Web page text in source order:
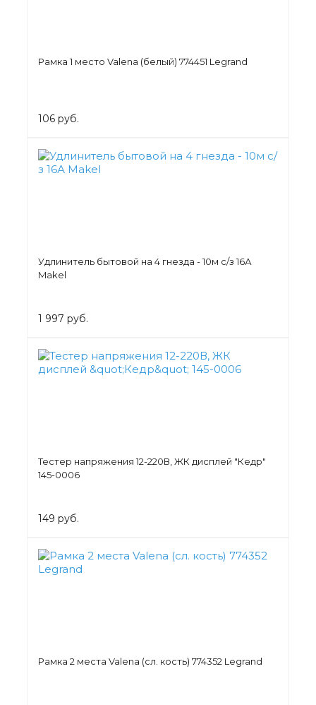
Рамка 1 место Valena (белый) 774451 Legrand
106 руб.
Удлинитель бытовой на 4 гнезда - 10м с/з 16А
Makel
1 997 руб.
Тестер напряжения 12-220В, ЖК дисплей "Кедр"
145-0006
149 руб.
Рамка 2 места Valena (сл. кость) 774352 Legrand